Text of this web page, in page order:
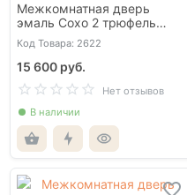
Межкомнатная дверь
эмаль Сохо 2 трюфель
глухая
Код Товара: 2622
15 600 руб.
Нет отзывов
В наличии